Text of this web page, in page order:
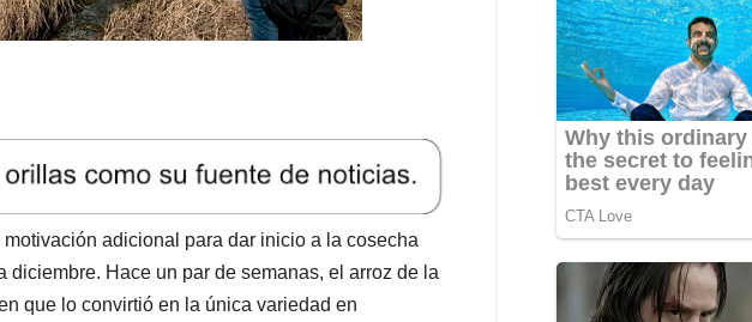
adicional para dar inicio a la cosecha
Hace un par de semanas, el arroz de la
que lo convirtió en la única variedad en